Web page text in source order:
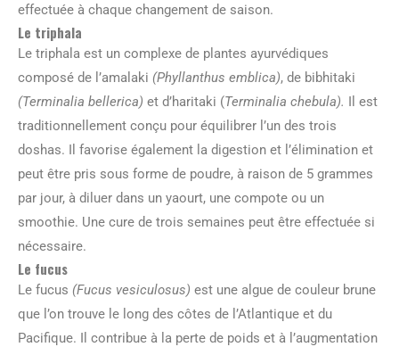
effectuée à chaque changement de saison.
Le triphala
Le triphala est un complexe de plantes ayurvédiques
composé de l’amalaki (Phyllanthus emblica), de bibhitaki
(Terminalia bellerica) et d’haritaki (Terminalia chebula). Il est
traditionnellement conçu pour équilibrer l’un des trois
doshas. Il favorise également la digestion et l’élimination et
peut être pris sous forme de poudre, à raison de 5 grammes
par jour, à diluer dans un yaourt, une compote ou un
smoothie. Une cure de trois semaines peut être effectuée si
nécessaire.
Le fucus
Le fucus (Fucus vesiculosus) est une algue de couleur brune
que l’on trouve le long des côtes de l’Atlantique et du
Pacifique. Il contribue à la perte de poids et à l’augmentation